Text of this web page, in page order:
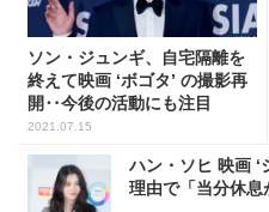
ソン・ジュンギ、自宅隔離を
終えて映画 ‘ボゴタ’ の撮影再
開‥今後の活動にも注目
2021.07.15
ハン・ソヒ 映画
理由で「当分休息